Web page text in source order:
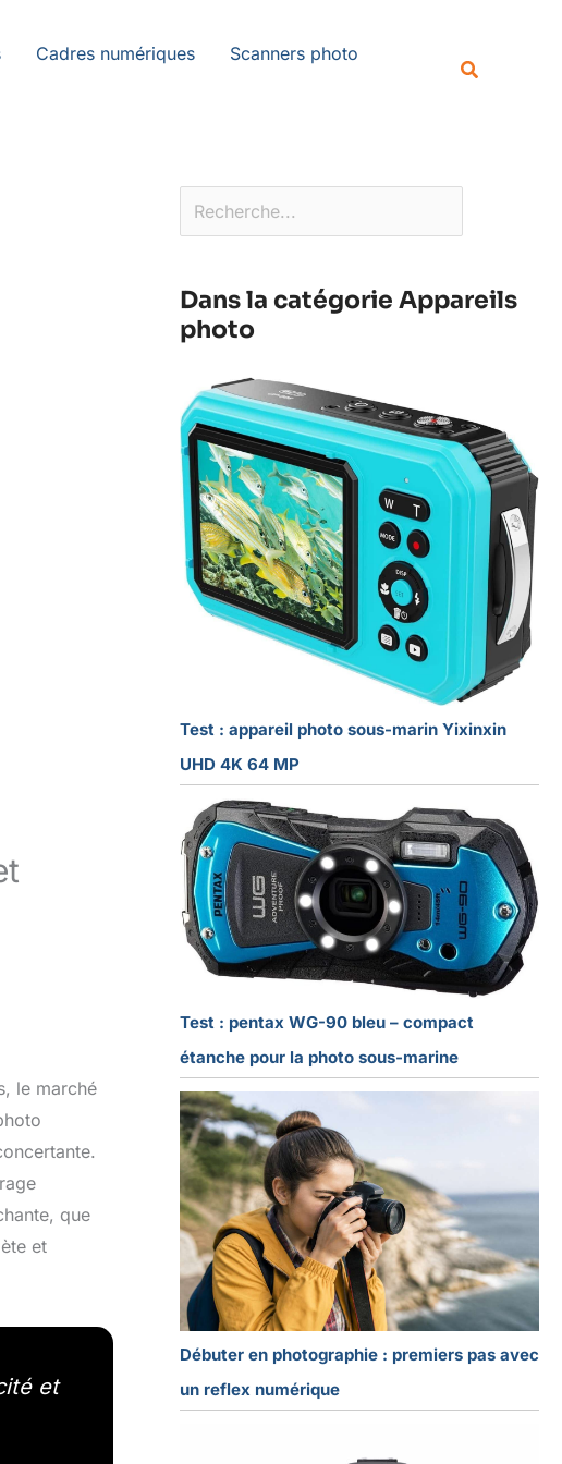
Cadres numériques
Scanners photo
le marché
que
et
et
Dans la catégorie Appareils
photo
Test : appareil photo sous-marin Yixinxin
UHD 4K 64 MP
Test : pentax WG-90 bleu – compact
étanche pour la photo sous-marine
Débuter en photographie : premiers pas avec
un reflex numérique